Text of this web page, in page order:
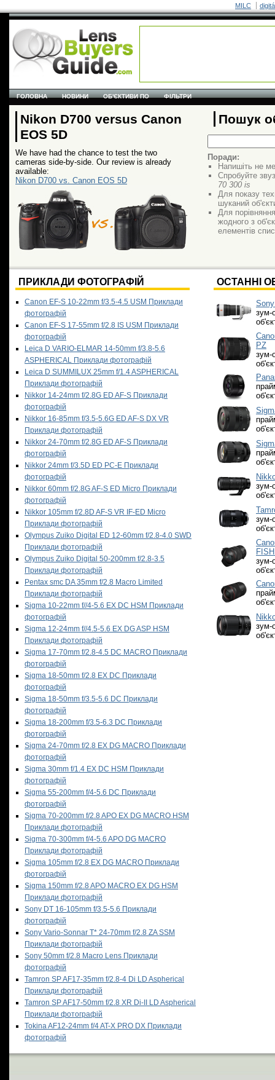
MILC
ГОЛОВНА НОВИНИ ОБ'ЄКТИВИ ПО ФІЛЬТРИ
Nikon D700 versus Canon
EOS 5D
We have had the chance to test the two
cameras side-by-side. Our review is already
available:
Nikon D700 vs. Canon EOS 5D
Пошук
Поради:
Напишіть не
Спробуйте
70 300 is
Для показу
шуканий
Для
жодного з
елементів
ПРИКЛАДИ ФОТОГРАФІЙ
Canon EF-S 10-22mm f/3.5-4.5 USM Приклади
фотографій
Canon EF-S 17-55mm f/2.8 IS USM Приклади
фотографій
Leica D VARIO-ELMAR 14-50mm f/3.8-5.6
ASPHERICAL Приклади фотографій
Leica D SUMMILUX 25mm f/1.4 ASPHERICAL
Приклади фотографій
Nikkor 14-24mm f/2.8G ED AF-S Приклади
фотографій
Nikkor 16-85mm f/3.5-5.6G ED AF-S DX VR
Приклади фотографій
Nikkor 24-70mm f/2.8G ED AF-S Приклади
фотографій
Nikkor 24mm f/3.5D ED PC-E Приклади
фотографій
Nikkor 60mm f/2.8G AF-S ED Micro Приклади
фотографій
Nikkor 105mm f/2.8D AF-S VR IF-ED Micro
Приклади фотографій
Olympus Zuiko Digital ED 12-60mm f/2.8-4.0 SWD
Приклади фотографій
Olympus Zuiko Digital 50-200mm f/2.8-3.5
Приклади фотографій
Pentax smc DA 35mm f/2.8 Macro Limited
Приклади фотографій
Sigma 10-22mm f//4-5.6 EX DC HSM Приклади
фотографій
Sigma 12-24mm f//4.5-5.6 EX DG ASP HSM
Приклади фотографій
Sigma 17-70mm f/2.8-4.5 DC MACRO Приклади
фотографій
Sigma 18-50mm f/2.8 EX DC Приклади
фотографій
Sigma 18-50mm f/3.5-5.6 DC Приклади
фотографій
Sigma 18-200mm f/3.5-6.3 DC Приклади
фотографій
Sigma 24-70mm f/2.8 EX DG MACRO Приклади
фотографій
Sigma 30mm f/1.4 EX DC HSM Приклади
фотографій
Sigma 55-200mm f/4-5.6 DC Приклади
фотографій
Sigma 70-200mm f/2.8 APO EX DG MACRO HSM
Приклади фотографій
Sigma 70-300mm f/4-5.6 APO DG MACRO
Приклади фотографій
Sigma 105mm f/2.8 EX DG MACRO Приклади
фотографій
Sigma 150mm f/2.8 APO MACRO EX DG HSM
Приклади фотографій
Sony DT 16-105mm f/3.5-5.6 Приклади
фотографій
Sony Vario-Sonnar T* 24-70mm f/2.8 ZA SSM
Приклади фотографій
Sony 50mm f/2.8 Macro Lens Приклади
фотографій
Tamron SP AF17-35mm f/2.8-4 Di LD Aspherical
Приклади фотографій
Tamron SP AF17-50mm f/2.8 XR Di-II LD Aspherical
Приклади фотографій
Tokina AF12-24mm f/4 AT-X PRO DX Приклади
фотографій
ОСТАННІ
зум-
PZ
зум-
зум-
зум-
зум-
зум-